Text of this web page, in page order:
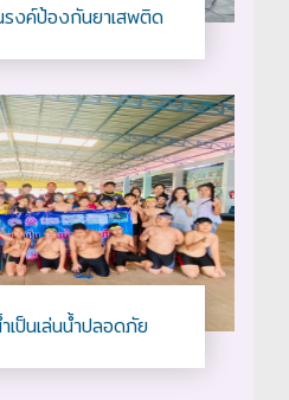
งค์ป้องกันยาเสพติด
เป็นเล่นน้ำปลอดภัย